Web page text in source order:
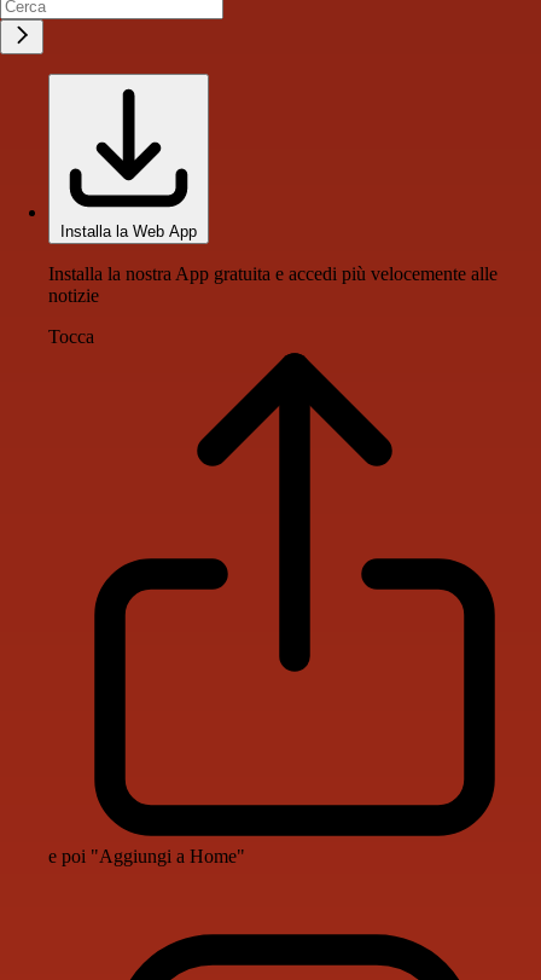
Installa la Web App
Installa la nostra App gratuita e accedi più velocemente alle
notizie
Tocca
e poi "Aggiungi a Home"